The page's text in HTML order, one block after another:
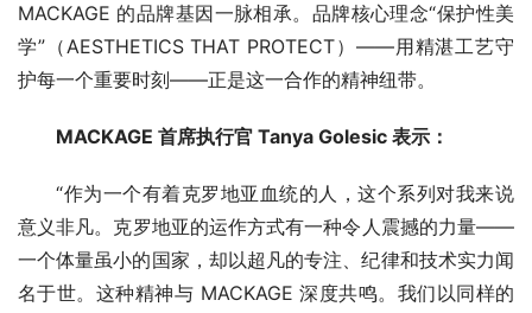
MACKAGE 的品牌基因一脉相承。品牌核心理念“保护性美
学”（AESTHETICS THAT PROTECT）——用精湛工艺守
护每一个重要时刻——正是这一合作的精神纽带。
MACKAGE 首席执行官 Tanya Golesic 表示 ：
“作为一个有着克罗地亚血统的人，这个系列对我来说
意义非凡。克罗地亚的运作方式有一种令人震撼的力量——
一个体量虽小的国家，却以超凡的专注、纪律和技术实力闻
名于世。这种精神与 MACKAGE 深度共鸣。我们以同样的